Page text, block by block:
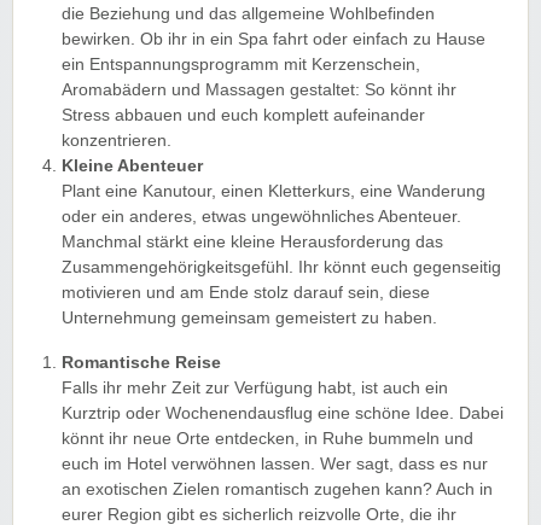
die Beziehung und das allgemeine Wohlbefinden
bewirken. Ob ihr in ein Spa fahrt oder einfach zu Hause
ein Entspannungsprogramm mit Kerzenschein,
Aromabädern und Massagen gestaltet: So könnt ihr
Stress abbauen und euch komplett aufeinander
konzentrieren.
Kleine Abenteuer
Plant eine Kanutour, einen Kletterkurs, eine Wanderung
oder ein anderes, etwas ungewöhnliches Abenteuer.
Manchmal stärkt eine kleine Herausforderung das
Zusammengehörigkeitsgefühl. Ihr könnt euch gegenseitig
motivieren und am Ende stolz darauf sein, diese
Unternehmung gemeinsam gemeistert zu haben.
Romantische Reise
Falls ihr mehr Zeit zur Verfügung habt, ist auch ein
Kurztrip oder Wochenendausflug eine schöne Idee. Dabei
könnt ihr neue Orte entdecken, in Ruhe bummeln und
euch im Hotel verwöhnen lassen. Wer sagt, dass es nur
an exotischen Zielen romantisch zugehen kann? Auch in
eurer Region gibt es sicherlich reizvolle Orte, die ihr